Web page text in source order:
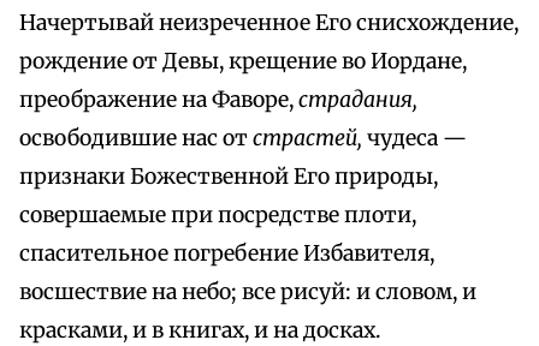
Начертывай неизреченное Его снисхождение,
рождение от Девы, крещение во Иордане,
преображение на Фаворе,страдания,
освободившие нас отстрастей, чудеса —
признаки Божественной Его природы,
совершаемые при посредстве плоти,
спасительное погребение Избавителя,
восшествие на небо; все рисуй: и словом, и
красками, и в книгах, и на досках.